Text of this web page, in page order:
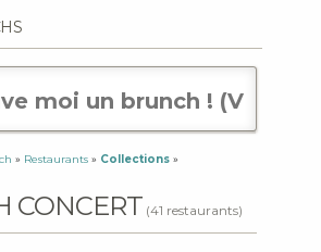
» Restaurants » Collections »
CONCERT (41 restaurants)